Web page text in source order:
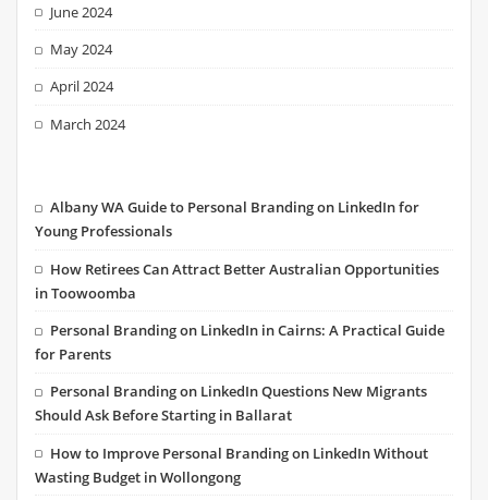
June 2024
May 2024
April 2024
March 2024
Albany WA Guide to Personal Branding on LinkedIn for
Young Professionals
How Retirees Can Attract Better Australian Opportunities
in Toowoomba
Personal Branding on LinkedIn in Cairns: A Practical Guide
for Parents
Personal Branding on LinkedIn Questions New Migrants
Should Ask Before Starting in Ballarat
How to Improve Personal Branding on LinkedIn Without
Wasting Budget in Wollongong